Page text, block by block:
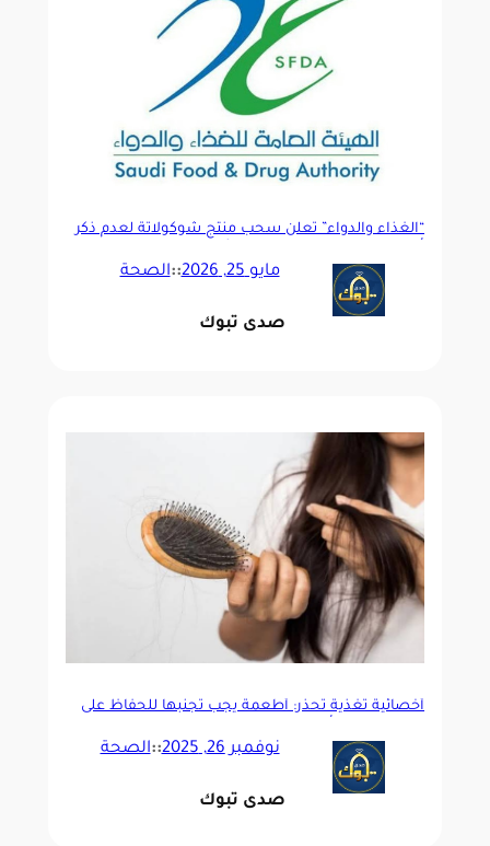
“الغذاء والدواء” تعلن سحب منتج شوكولاتة لعدم ذكر
مايو 25, 2026 ::الصحة
صدى تبوك
أخصائية تغذية تحذر: أطعمة يجب تجنبها للحفاظ على
نوفمبر 26, 2025 ::الصحة
صدى تبوك